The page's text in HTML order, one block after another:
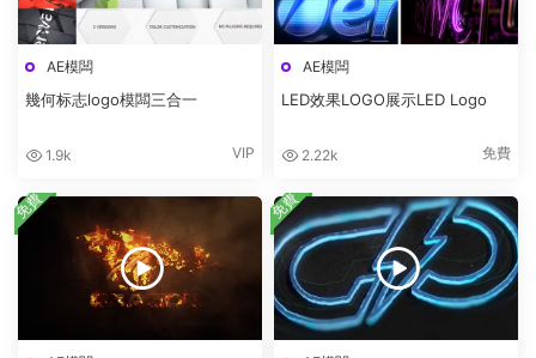
AE模闆
幾何标志logo模闆三合一
1.9k VIP
AE模闆
LED效果LOGO展示LED Logo
2.22k 免費
免費 免費